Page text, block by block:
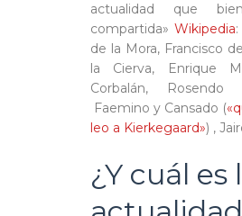
actualidad que
compartida» Wikipedia
de la Mora, Francisco
la Cierva, Enrique
Corbalán,
Faemino y Cansado (
leo a Kierkegaard») ,
¿Y cuál es